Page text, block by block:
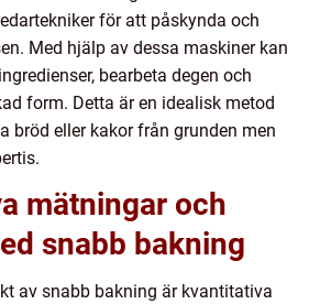
för att påskynda och
Med hjälp av dessa maskiner kan
bearbeta degen och
form. Detta är en idealisk metod
bröd eller kakor från grunden men
mätningar och
snabb bakning
av snabb bakning är kvantitativa